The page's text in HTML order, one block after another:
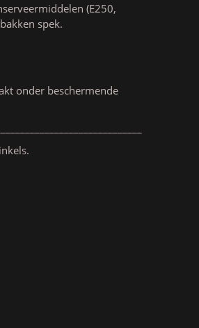
(E250,
spek.
onder beschermende